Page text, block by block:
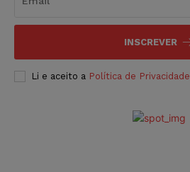
INSCREVER
Li e aceito a Política de Privacidade